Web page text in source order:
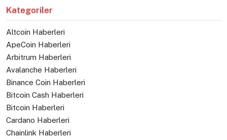
Kategoriler
Altcoin Haberleri
ApeCoin Haberleri
Arbitrum Haberleri
Avalanche Haberleri
Binance Coin Haberleri
Bitcoin Cash Haberleri
Bitcoin Haberleri
Cardano Haberleri
Chainlink Haberleri